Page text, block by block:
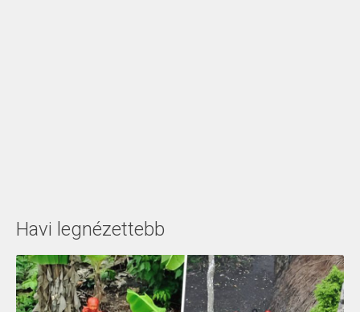
Havi legnézettebb